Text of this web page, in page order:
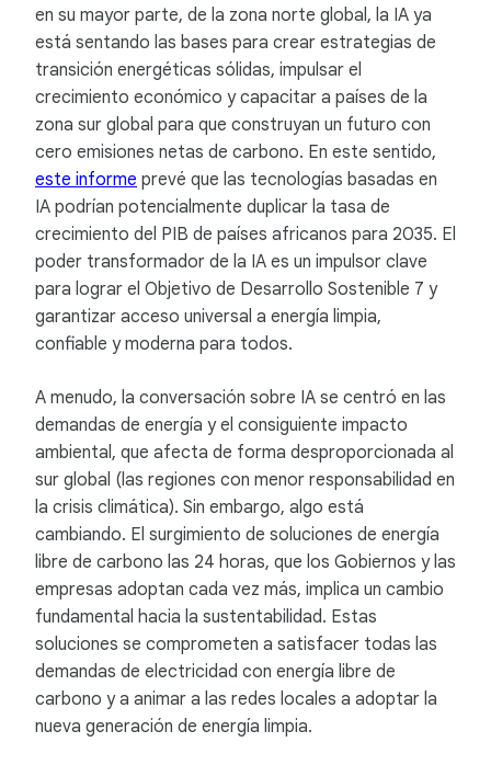
en su mayor parte, de la zona norte global, la IA ya
está sentando las bases para crear estrategias de
transición energéticas sólidas, impulsar el
crecimiento económico y capacitar a países de la
zona sur global para que construyan un futuro con
cero emisiones netas de carbono. En este sentido,
este informe prevé que las tecnologías basadas en
IA podrían potencialmente duplicar la tasa de
crecimiento del PIB de países africanos para 2035. El
poder transformador de la IA es un impulsor clave
para lograr el Objetivo de Desarrollo Sostenible 7 y
garantizar acceso universal a energía limpia,
confiable y moderna para todos.
A menudo, la conversación sobre IA se centró en las
demandas de energía y el consiguiente impacto
ambiental, que afecta de forma desproporcionada al
sur global (las regiones con menor responsabilidad en
la crisis climática). Sin embargo, algo está
cambiando. El surgimiento de soluciones de energía
libre de carbono las 24 horas, que los Gobiernos y las
empresas adoptan cada vez más, implica un cambio
fundamental hacia la sustentabilidad. Estas
soluciones se comprometen a satisfacer todas las
demandas de electricidad con energía libre de
carbono y a animar a las redes locales a adoptar la
nueva generación de energía limpia.